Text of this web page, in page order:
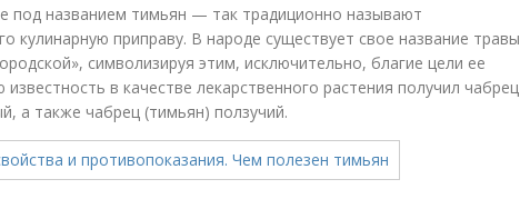
под названием тимьян — так традиционно называют
кулинарную приправу. В народе существует свое название травы
символизируя этим, исключительно, благие цели ее
в качестве лекарственного растения получил чабрец
а также чабрец (тимьян) ползучий.